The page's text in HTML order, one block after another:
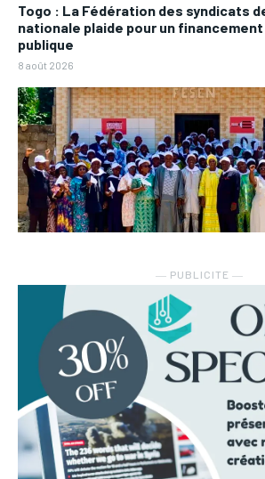
Togo : La Fédération des syndicats
nationale plaide pour un financement
publique
8 août 2026
― PUBLICITE ―